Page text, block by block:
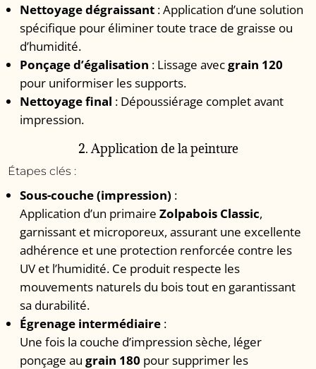
Nettoyage dégraissant : Application d’une solution
spécifique pour éliminer toute trace de graisse ou
d’humidité.
Ponçage d’égalisation : Lissage avecgrain 120
pour uniformiser les supports.
Nettoyage final : Dépoussiérage complet avant
impression.
2. Application de la peinture
Étapes clés :
Sous-couche (impression) :
Application d’un primaireZolpabois Classic,
garnissant et microporeux, assurant une excellente
adhérence et une protection renforcée contre les
UV et l’humidité. Ce produit respecte les
mouvements naturels du bois tout en garantissant
sa durabilité.
Égrenage intermédiaire :
Une fois la couche d’impression sèche, léger
ponçage augrain 180 pour supprimer les